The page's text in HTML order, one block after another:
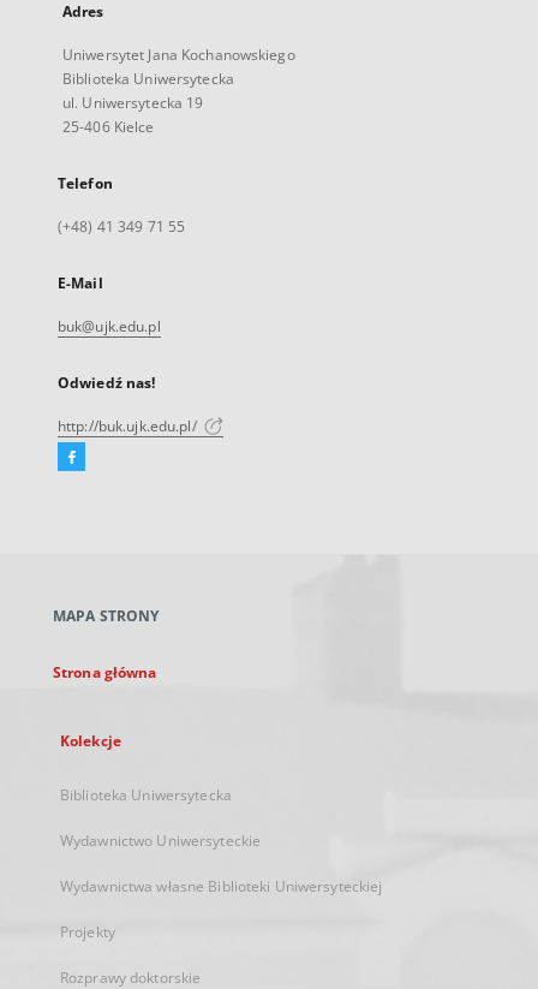
Adres
Uniwersytet Jana Kochanowskiego
Biblioteka Uniwersytecka
ul. Uniwersytecka 19
25-406 Kielce
Telefon
(+48) 41 349 71 55
E-Mail
buk@ujk.edu.pl
Odwiedź nas!
http://buk.ujk.edu.pl/
Facebook
karcie
MAPA STRONY
Strona główna
Kolekcje
Biblioteka Uniwersytecka
Wydawnictwo Uniwersyteckie
Wydawnictwa własne Biblioteki Uniwersyteckiej
Projekty
Rozprawy doktorskie